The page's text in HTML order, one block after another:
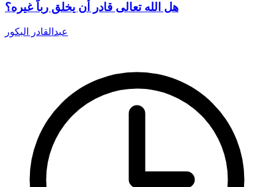
هل الله تعالى قادر أن يخلق رباً غيره؟
عبدالقادر البكور